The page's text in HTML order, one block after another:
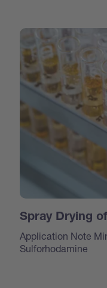
Spray Drying
Application Note
Sulforhodamine